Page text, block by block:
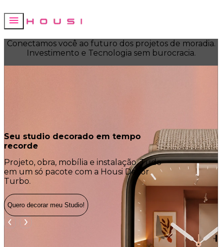
Conectamos você ao futuro dos projetos de moradia.
Investimento e Tecnologia sem burocracia.
Seu studio decorado em tempo
recorde
Projeto, obra, mobília e instalação. Tudo
em um só pacote com a Housi Decor
Turbo.
O que já
melhor!
More na
praticidade
Quero decorar meu Studio!